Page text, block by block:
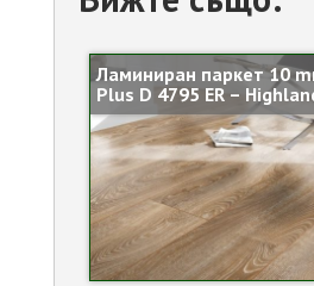
Ламиниран паркет 10
Plus D 4795 ER –